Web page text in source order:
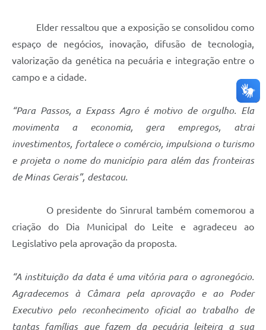
Elder ressaltou que a exposição se consolidou como
espaço de negócios, inovação, difusão de tecnologia,
valorização da genética na pecuária e integração entre o
campo e a cidade.
“Para Passos, a Expass Agro é motivo de orgulho. Ela
movimenta a economia, gera empregos, atrai
investimentos, fortalece o comércio, impulsiona o turismo
e projeta o nome do município para além das fronteiras
de Minas Gerais”, destacou.
O presidente do Sinrural também comemorou a
criação do Dia Municipal do Leite e agradeceu ao
Legislativo pela aprovação da proposta.
“A instituição da data é uma vitória para o agronegócio.
Agradecemos à Câmara pela aprovação e ao Poder
Executivo pelo reconhecimento oficial ao trabalho de
tantas famílias que fazem da pecuária leiteira a sua